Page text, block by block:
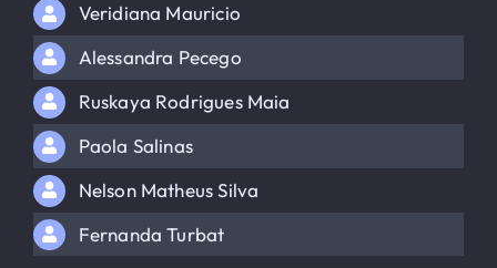
Veridiana Mauricio
Alessandra Pecego
Ruskaya Rodrigues Maia
Paola Salinas
Nelson Matheus Silva
Fernanda Turbat